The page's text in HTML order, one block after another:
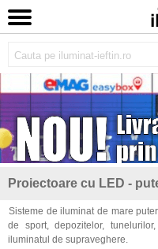
Proiectoare cu LED -
Sisteme de iluminat de mare
de sport, depozitelor,
iluminatul de supraveghere.